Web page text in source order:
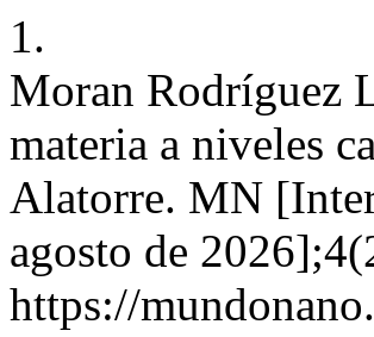
1.
Moran Rodríguez
materia a niveles
Alatorre. MN
agosto de
https://